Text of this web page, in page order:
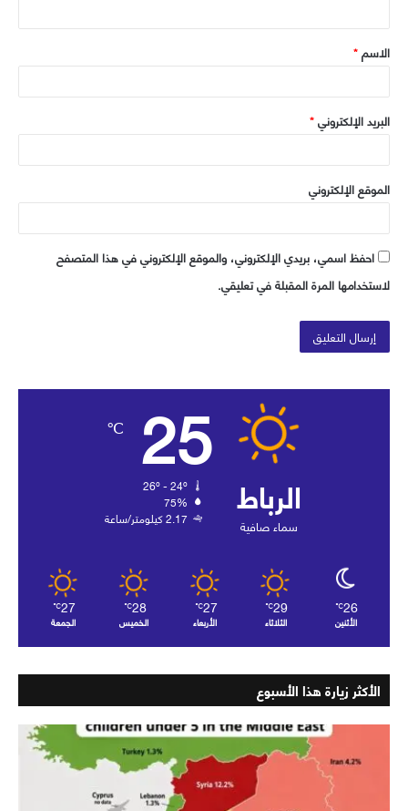
ق
*
الاسم*
البريد الإلكتروني*
الموقع الإلكتروني
احفظ اسمي، بريدي الإلكتروني، والموقع الإلكتروني في هذا المتصفح
لاستخدامها المرة المقبلة في تعليقي.
الرباط
سماء صافية
25
℃
75%
2.17 كيلومتر/ساعة
26
℃
الأثنين
29
℃
الثلاثاء
27
℃
الأربعاء
28
℃
الخميس
27
℃
الجمعة
الأكثر زيارة هذا الأسبوع